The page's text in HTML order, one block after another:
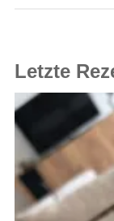
Letzte